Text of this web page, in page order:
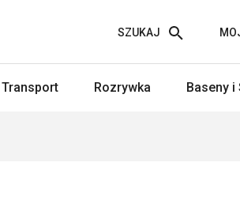
SZUKAJ
Transport Rozrywka Baseny i